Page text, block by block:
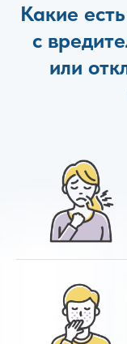
Какие
с
или